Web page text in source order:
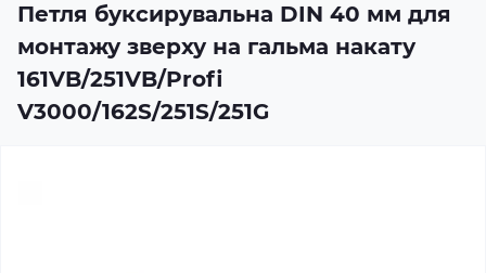
Петля буксирувальна DIN 40 мм для
монтажу зверху на гальма накату
161VB/251VB/Profi
V3000/162S/251S/251G